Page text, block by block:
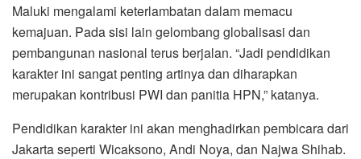
Maluki mengalami keterlambatan dalam memacu
kemajuan. Pada sisi lain gelombang globalisasi dan
pembangunan nasional terus berjalan. “Jadi pendidikan
karakter ini sangat penting artinya dan diharapkan
merupakan kontribusi PWI dan panitia HPN,” katanya.
Pendidikan karakter ini akan menghadirkan pembicara dari
Jakarta seperti Wicaksono, Andi Noya, dan Najwa Shihab.